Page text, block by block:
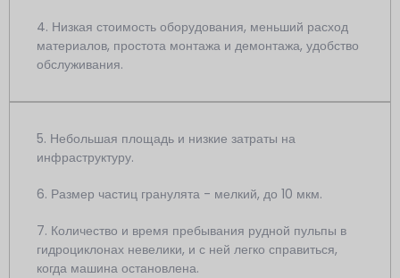
4. Низкая стоимость оборудования, меньший расход
материалов, простота монтажа и демонтажа, удобство
обслуживания.
5. Небольшая площадь и низкие затраты на
инфраструктуру.
6. Размер частиц гранулята - мелкий, до 10 мкм.
7. Количество и время пребывания рудной пульпы в
гидроциклонах невелики, и с ней легко справиться,
когда машина остановлена.